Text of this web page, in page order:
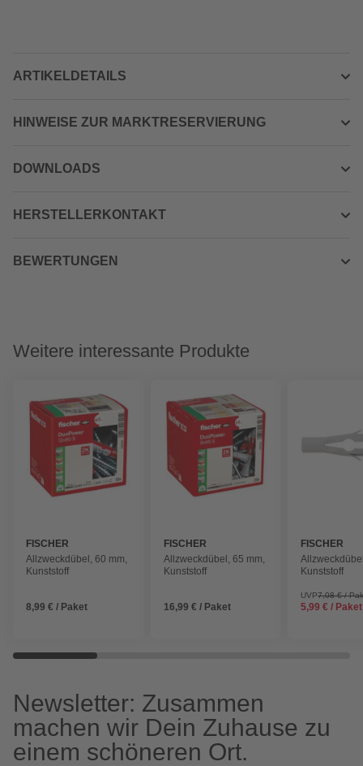
ARTIKELDETAILS
HINWEISE ZUR MARKTRESERVIERUNG
DOWNLOADS
HERSTELLERKONTAKT
BEWERTUNGEN
Weitere interessante Produkte
FISCHER
Allzweckdübel, 60 mm,
Kunststoff
8,99 € / Paket
FISCHER
Allzweckdübel, 65 mm,
Kunststoff
16,99 € / Paket
FISCHER
Kunststoff
UVP7,08 € /
5,99 € / Paket
Newsletter: Zusammen
machen wir Dein Zuhause zu
einem schöneren Ort.